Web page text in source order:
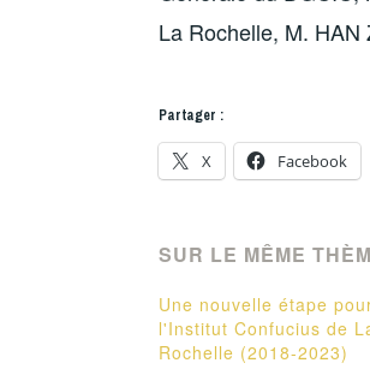
La Rochelle, M. HAN
Partager :
X Facebook
SUR LE MÊME
Une nouvelle étape
l'Institut Confucius de
Rochelle (2018-2023)